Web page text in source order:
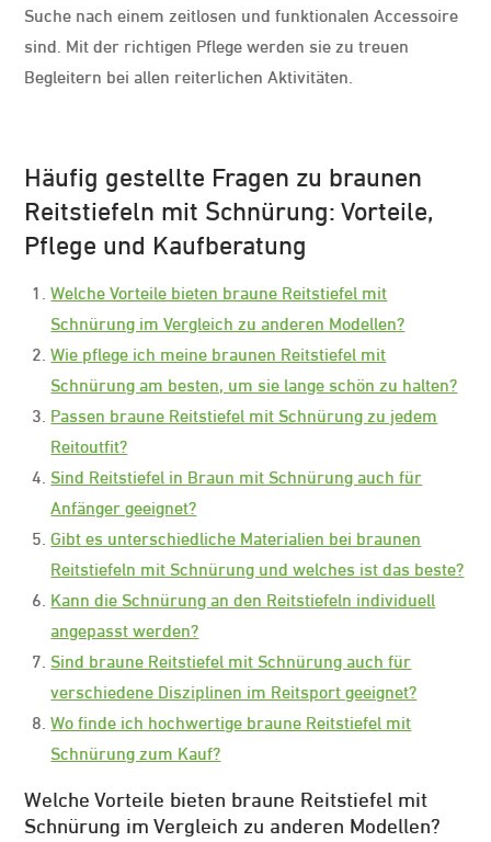
Suche nach einem zeitlosen und funktionalen Accessoire
sind. Mit der richtigen Pflege werden sie zu treuen
Begleitern bei allen reiterlichen Aktivitäten.
Häufig gestellte Fragen zu braunen
Reitstiefeln mit Schnürung: Vorteile,
Pflege und Kaufberatung
Welche Vorteile bieten braune Reitstiefel mit
Schnürung im Vergleich zu anderen Modellen?
Wie pflege ich meine braunen Reitstiefel mit
Schnürung am besten, um sie lange schön zu halten?
Passen braune Reitstiefel mit Schnürung zu jedem
Reitoutfit?
Sind Reitstiefel in Braun mit Schnürung auch für
Anfänger geeignet?
Gibt es unterschiedliche Materialien bei braunen
Reitstiefeln mit Schnürung und welches ist das beste?
Kann die Schnürung an den Reitstiefeln individuell
angepasst werden?
Sind braune Reitstiefel mit Schnürung auch für
verschiedene Disziplinen im Reitsport geeignet?
Wo finde ich hochwertige braune Reitstiefel mit
Schnürung zum Kauf?
Welche Vorteile bieten braune Reitstiefel mit
Schnürung im Vergleich zu anderen Modellen?